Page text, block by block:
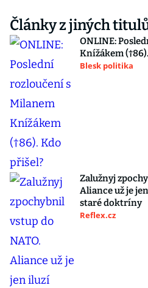
Články z jiných
ONLINE:
Knížákem
Blesk politika
Zalužnyj
Aliance už je
staré doktríny
Reflex.cz